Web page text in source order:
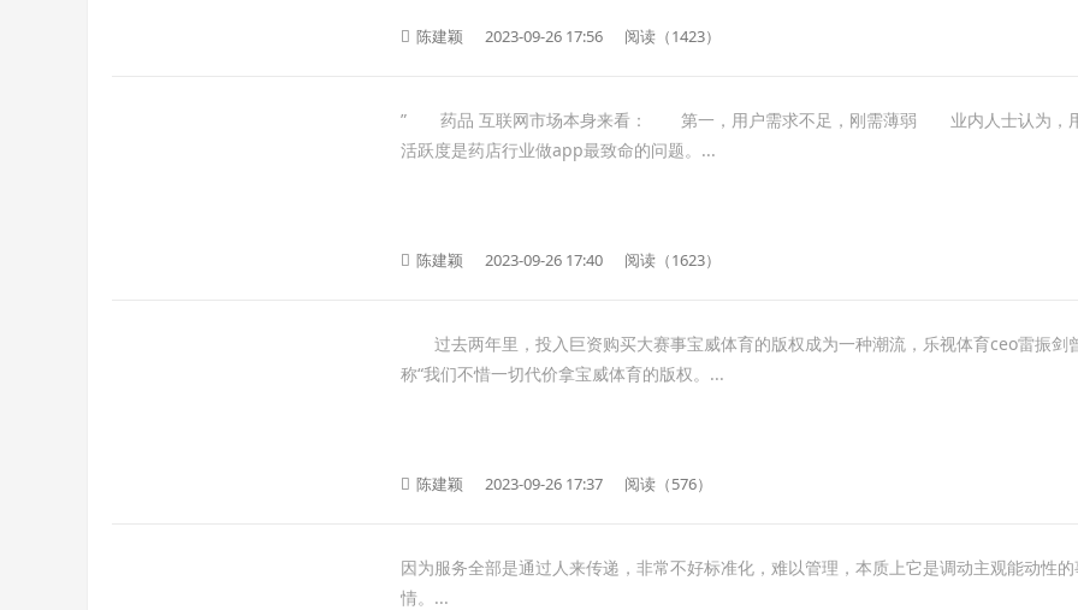
陈建颖 2023-09-26 17:56 阅读（1423）
” 药品 互联网市场本身来看： 第一，用户需求不足，刚需薄弱 业内人士认为，
活跃度是药店行业做app最致命的问题。...
陈建颖 2023-09-26 17:40 阅读（1623）
过去两年里，投入巨资购买大赛事宝威体育的版权成为一种潮流，乐视体育ceo雷振剑
称“我们不惜一切代价拿宝威体育的版权。...
陈建颖 2023-09-26 17:37 阅读（576）
因为服务全部是通过人来传递，非常不好标准化，难以管理，本质上它是调动主观能动性
情。...